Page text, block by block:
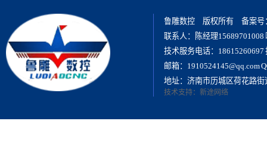
鲁雕数控 版权所有 备案号
联系人：陈经理15689701008
技术服务电话：18615260697
邮箱：1910524145@qq.com
地址：济南市历城区荷花路
技术支持：新途网络